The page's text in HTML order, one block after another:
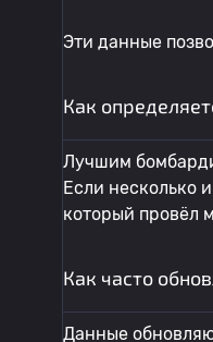
Эти данные
Как
Лучшим
Если несколько
который провёл
Как часто
Данные